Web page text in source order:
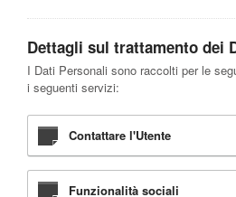
Dettagli sul trattamento dei
I Dati Personali sono raccolti per le
i seguenti servizi:
Contattare l'Utente
Funzionalità sociali